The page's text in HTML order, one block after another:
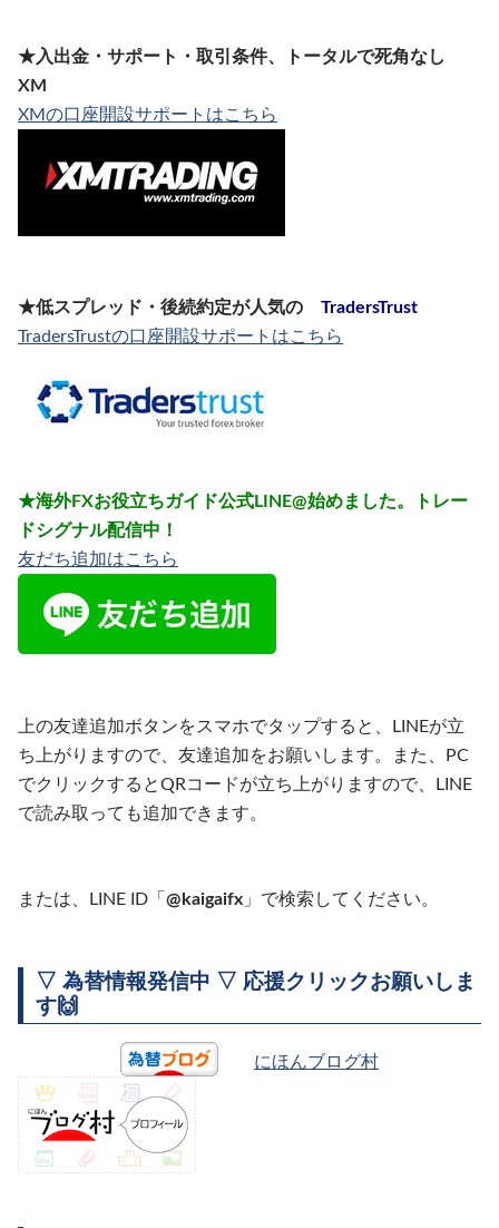
★入出金・サポート・取引条件、トータルで死角なし
XM
XMの口座開設サポートはこちら
★低スプレッド・後続約定が人気の TradersTrust
TradersTrustの口座開設サポートはこちら
★海外FXお役立ちガイド公式LINE@始めました。トレー
ドシグナル配信中！
友だち追加はこちら
上の友達追加ボタンをスマホでタップすると、LINEが立
ち上がりますので、友達追加をお願いします。また、PC
でクリックするとQRコードが立ち上がりますので、LINE
で読み取っても追加できます。
または、LINE ID「 @kaigaifx 」で検索してください。
▽ 為替情報発信中 ▽ 応援クリックお願いしま
す🙌
にほんブログ村